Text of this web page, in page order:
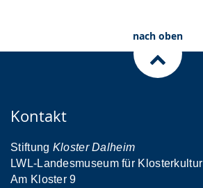
nach oben
Kontakt
Stiftung Kloster Dalheim
LWL-Landesmuseum für Klosterkultur
Am Kloster 9